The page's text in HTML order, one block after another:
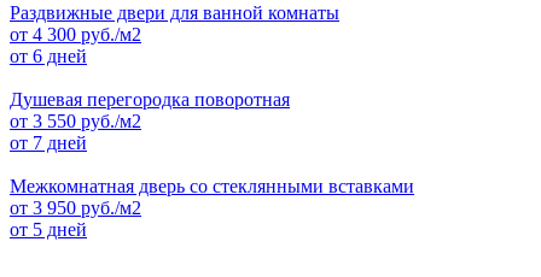
Раздвижные двери для ванной комнаты
от 4 300 руб./м2
от 6 дней
Душевая перегородка поворотная
от 3 550 руб./м2
от 7 дней
Межкомнатная дверь со стеклянными вставками
от 3 950 руб./м2
от 5 дней